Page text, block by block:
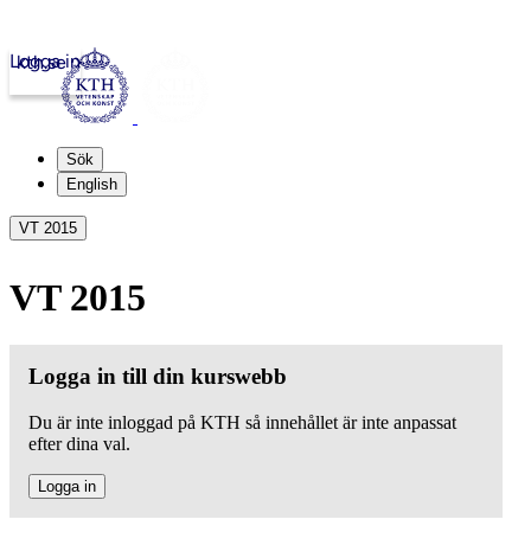
kth.se
Logga in
Sök
English
VT 2015
VT 2015
Logga in till din kurswebb
Du är inte inloggad på KTH så innehållet är inte anpassat
efter dina val.
Logga in